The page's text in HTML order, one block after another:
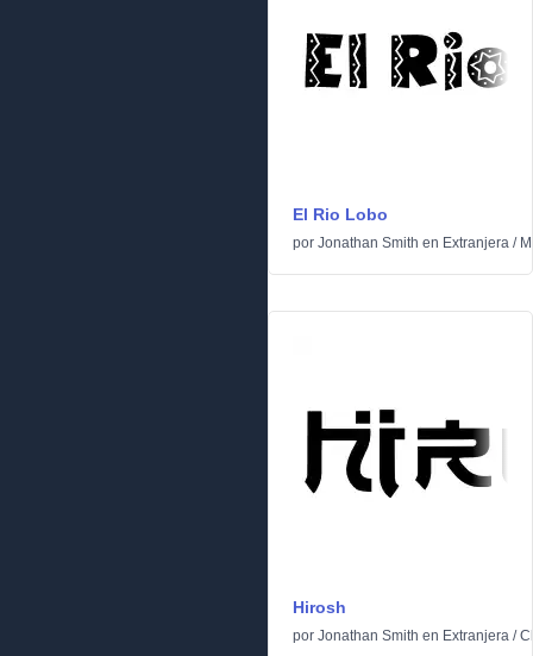
El Rio Lobo
por Jonathan Smith en Extranjera /
Hirosh
por Jonathan Smith en Extranjera /